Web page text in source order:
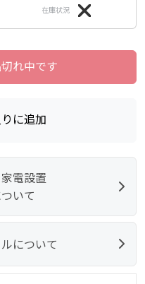
在庫状況
れ中です
に追加
電設置
いて
について